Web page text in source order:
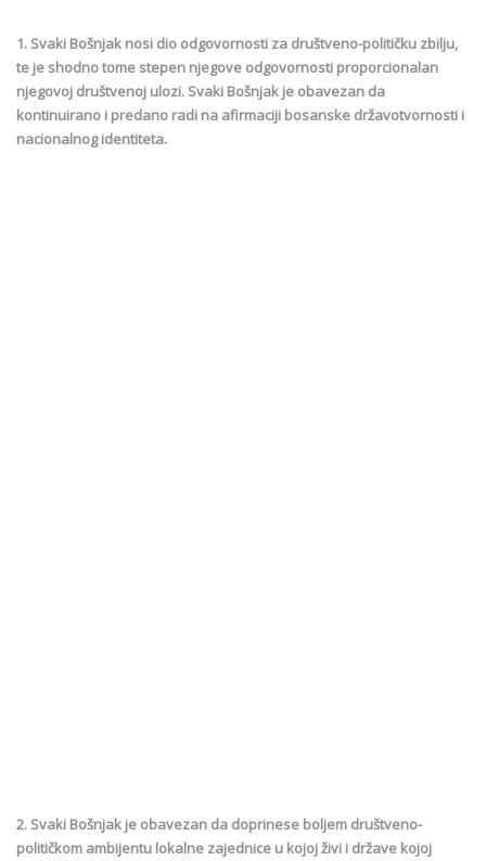
1. Svaki Bošnjak nosi dio odgovornosti za društveno-političku zbilju,
te je shodno tome stepen njegove odgovornosti proporcionalan
njegovoj društvenoj ulozi. Svaki Bošnjak je obavezan da
kontinuirano i predano radi na afirmaciji bosanske državotvornosti i
nacionalnog identiteta.
2. Svaki Bošnjak je obavezan da doprinese boljem društveno-
političkom ambijentu lokalne zajednice u kojoj živi i države kojoj